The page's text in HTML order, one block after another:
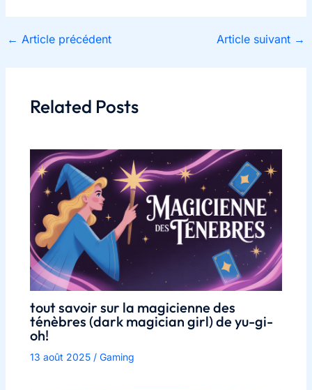
← Article précédent Article suivant →
Related Posts
tout savoir sur la magicienne des
ténèbres (dark magician girl) de yu-gi-
oh!
13 août 2025 / Gaming